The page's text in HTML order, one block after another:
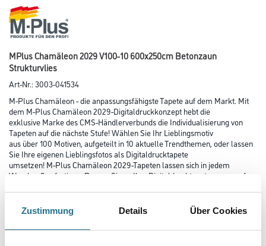
Zustimmung Details Über Cookies
MPlus Chamäleon 2029 V100-10 600x250cm Betonzaun
Strukturvlies
Art-Nr.:3003-041534
M-Plus Chamäleon - die anpassungsfähigste Tapete auf dem Markt. Mit
dem M-Plus Chamäleon 2029-Digitaldruckkonzept hebt die
exklusive Marke des CMS-Händlerverbunds die Individualisierung von
Tapeten auf die nächste Stufe! Wählen Sie Ihr Lieblingsmotiv
aus über 100 Motiven, aufgeteilt in 10 aktuelle Trendthemen, oder lassen
Sie Ihre eigenen Lieblingsfotos als Digitaldrucktapete
umsetzen! M-Plus Chamäleon 2029-Tapeten lassen sich in jedem
Wandmaß anfertigen. Passen Sie so Ihre Digitaldrucktapete genau auf
Farbtonbezeichnung